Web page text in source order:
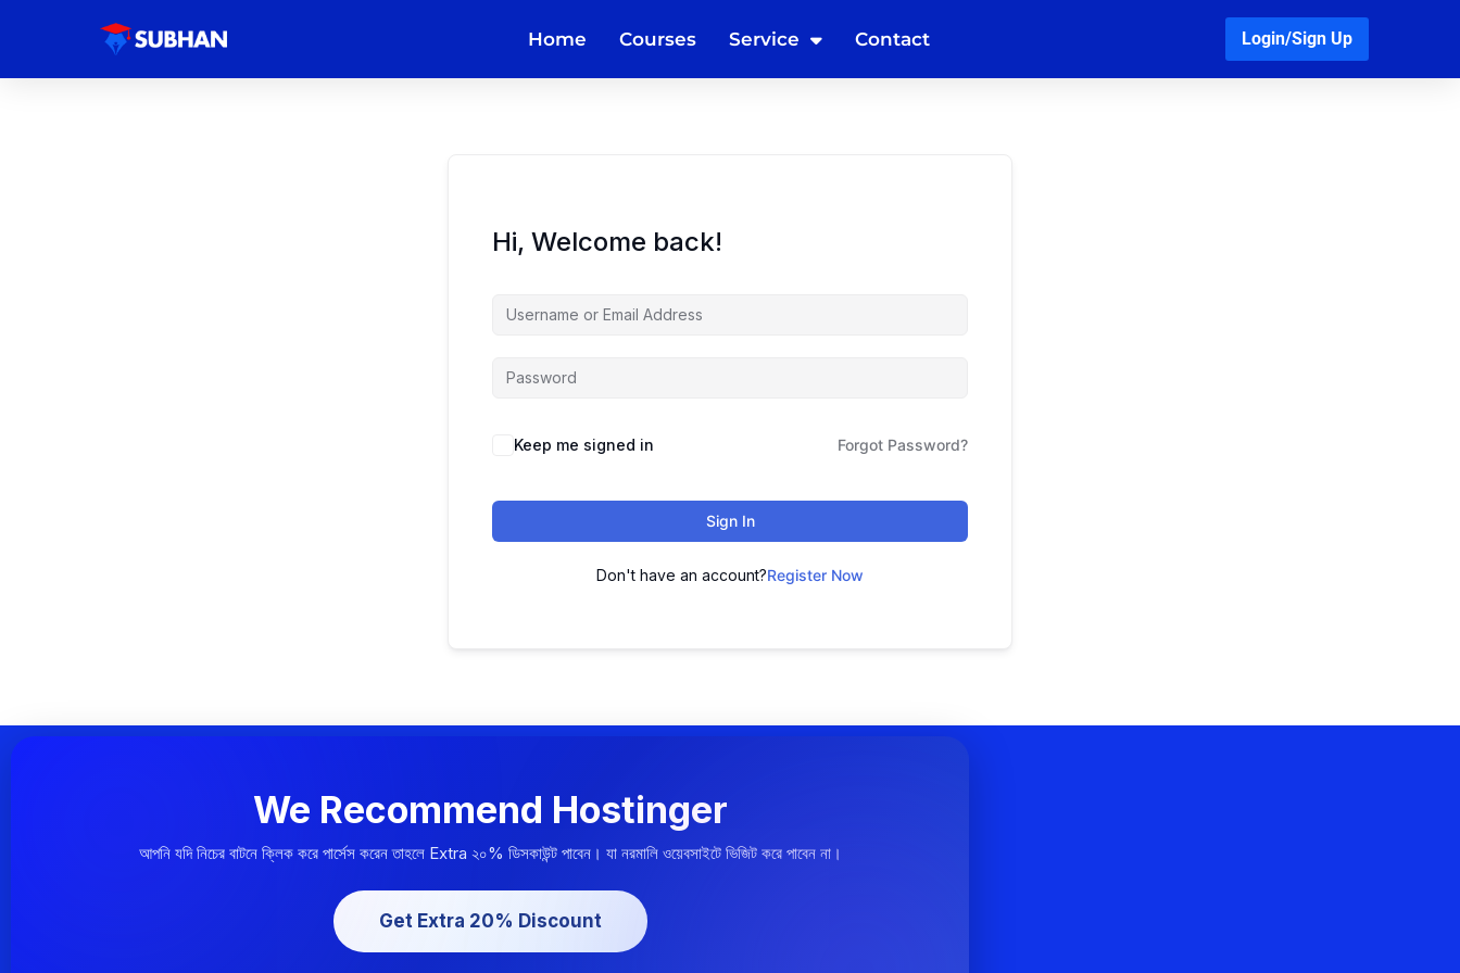
Home Courses Service Contact Login/Sign Up
Hi, Welcome back!
Keep me signed in Forgot Password?
Sign In
Don't have an account?Register Now
We Recommend Hostinger
আপনি যদি নিচের বাটনে ক্লিক করে পার্সেস করেন তাহলে Extra ২০% ডিসকাউন্ট পাবেন। যা নরমালি ওয়েবসাইটে ভিজিট করে পাবেন না।
Get Extra 20% Discount